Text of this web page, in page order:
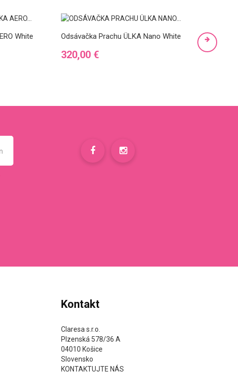
White Odsávačka Prachu ÜLKA Nano White
Preis
320,00 €
Kontakt
Claresa s.r.o.
Plzenská 578/36 A
04010 Košice
Slovensko
KONTAKTUJTE NÁS